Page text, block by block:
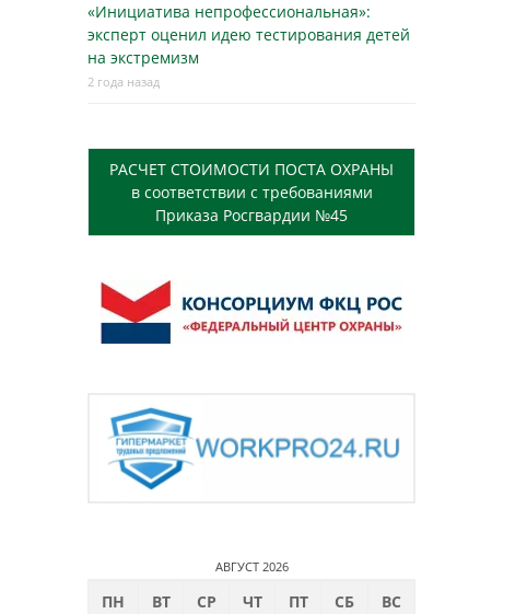
«Инициатива непрофессиональная»:
эксперт оценил идею тестирования детей
на экстремизм
2 года назад
РАСЧЕТ СТОИМОСТИ ПОСТА ОХРАНЫ
в соответствии с требованиями
Приказа Росгвардии №45
АВГУСТ 2026
ПН ВТ СР ЧТ ПТ СБ
ВС